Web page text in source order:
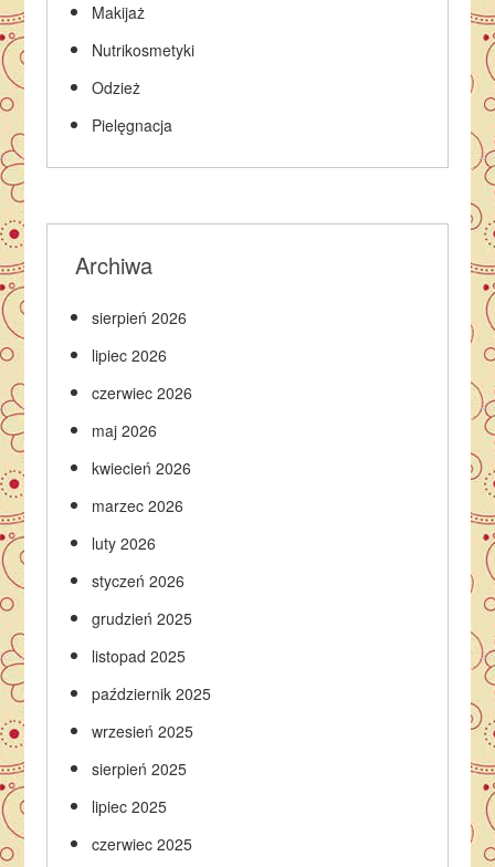
Makijaż
Nutrikosmetyki
Odzież
Pielęgnacja
Archiwa
sierpień 2026
lipiec 2026
czerwiec 2026
maj 2026
kwiecień 2026
marzec 2026
luty 2026
styczeń 2026
grudzień 2025
listopad 2025
październik 2025
wrzesień 2025
sierpień 2025
lipiec 2025
czerwiec 2025